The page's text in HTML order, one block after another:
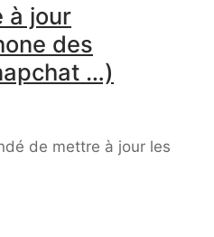
à jour
des
…)
de mettre à jour les